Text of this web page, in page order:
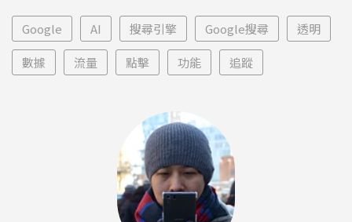
Google AI 搜尋引擎 Google搜尋 透明
數據 流量 點擊 功能 追蹤